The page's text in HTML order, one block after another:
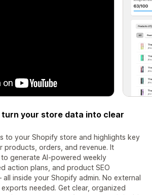
your store data into clear
to your Shopify store and highlights key
products, orders, and revenue. It
generate AI-powered weekly
action plans, and product SEO
inside your Shopify admin. No external
needed. Get clear, organized